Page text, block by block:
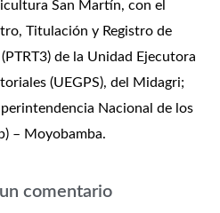
San Martín, con el
Titulación y Registro de
de la Unidad Ejecutora
(UEGPS), del Midagri;
Nacional de los
– Moyobamba.
comentario